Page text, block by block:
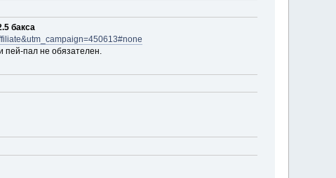
бакса
пей-пал не обязателен.